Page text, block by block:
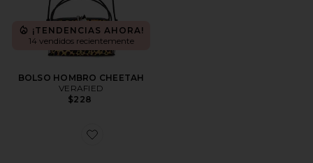
¡TENDENCIAS AHORA!
14 vendidos recientemente
BOLSO HOMBRO CHEETAH
VERAFIED
$228
Favorite BOLSO TOTE